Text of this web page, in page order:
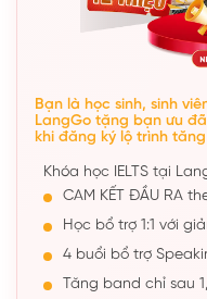
Bạn là học sinh, sinh
LangGo tặng bạn ưu
khi đăng ký lộ trình
Khóa học IELTS tại
CAM KẾT ĐẦU RA
Học bổ trợ 1:1 với
4 buổi bổ trợ
Tăng band chỉ sau